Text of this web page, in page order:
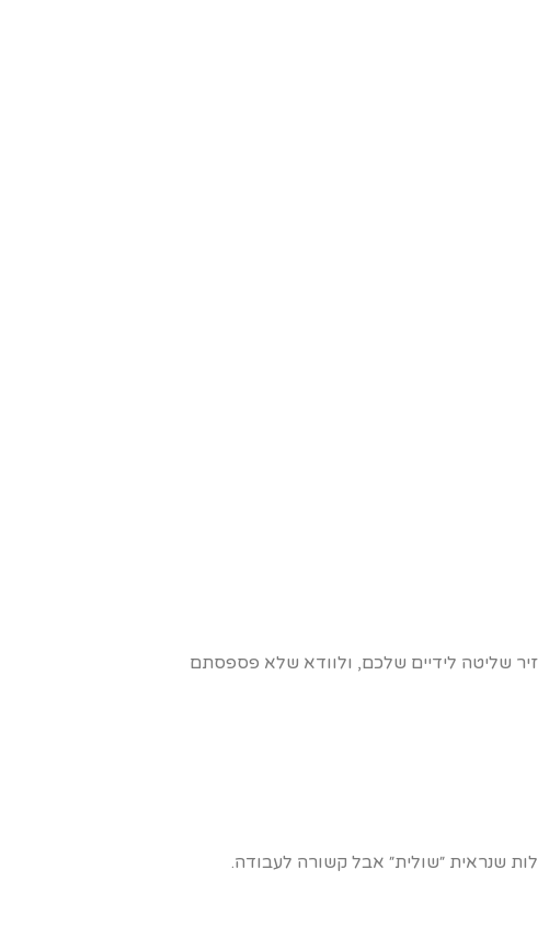
שליטה לידיים שלכם, ולוודא שלא פספסתם
שנראית ״שולית״ אבל קשורה לעבודה.